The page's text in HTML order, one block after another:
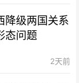
降级两国关系
态问题
2天前